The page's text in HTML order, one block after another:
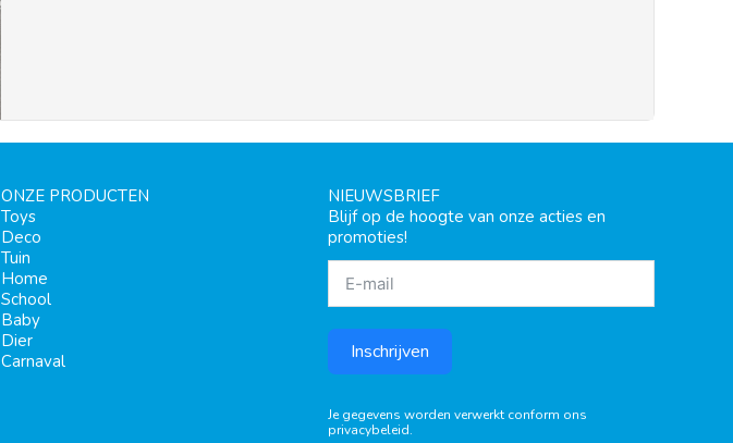
ONZE PRODUCTEN
Toys
Deco
Tuin
Home
School
Baby
Dier
Carnaval
NIEUWSBRIEF
Blijf op de hoogte van onze acties en
promoties!
Inschrijven
Je gegevens worden verwerkt conform ons
privacybeleid.